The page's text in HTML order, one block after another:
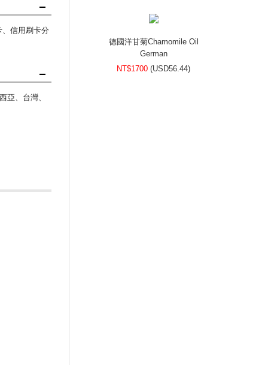
信用刷卡分
亞、台灣、
德國洋甘菊Chamomile Oil
German
NT$1700 (USD56.44)